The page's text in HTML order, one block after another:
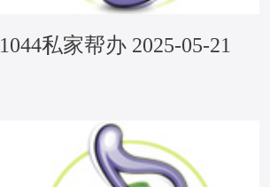
1044私家帮办 2025-05-21